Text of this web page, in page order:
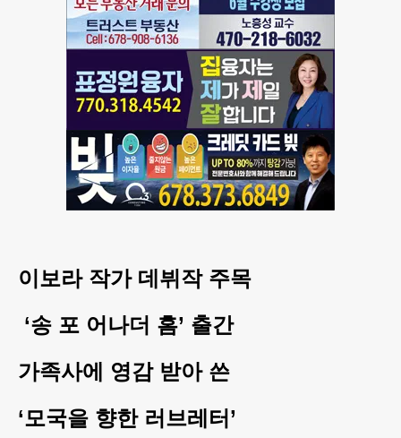
이보라 작가 데뷔작 주목
‘송 포 어나더 홈’ 출간
가족사에 영감 받아 쓴
‘모국을 향한 러브레터’